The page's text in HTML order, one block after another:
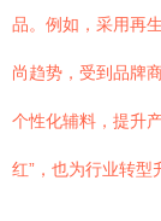
品。例如，采用再
尚趋势，受到品牌
个性化辅料，提升
红”，也为行业转型